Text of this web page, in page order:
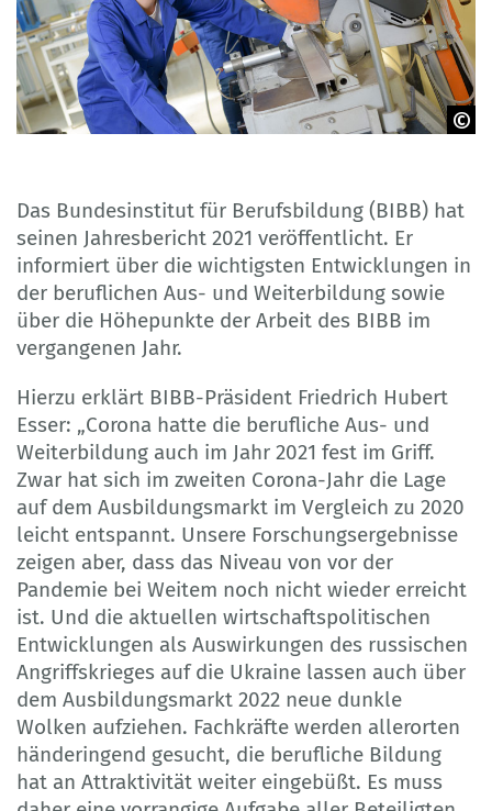
Das Bundesinstitut für Berufsbildung (BIBB) hat
seinen Jahresbericht 2021 veröffentlicht. Er
informiert über die wichtigsten Entwicklungen in
der beruflichen Aus- und Weiterbildung sowie
über die Höhepunkte der Arbeit des BIBB im
vergangenen Jahr.
Hierzu erklärt BIBB-Präsident Friedrich Hubert
Esser: „Corona hatte die berufliche Aus- und
Weiterbildung auch im Jahr 2021 fest im Griff.
Zwar hat sich im zweiten Corona-Jahr die Lage
auf dem Ausbildungsmarkt im Vergleich zu 2020
leicht entspannt. Unsere Forschungsergebnisse
zeigen aber, dass das Niveau von vor der
Pandemie bei Weitem noch nicht wieder erreicht
ist. Und die aktuellen wirtschaftspolitischen
Entwicklungen als Auswirkungen des russischen
Angriffskrieges auf die Ukraine lassen auch über
dem Ausbildungsmarkt 2022 neue dunkle
Wolken aufziehen. Fachkräfte werden allerorten
händeringend gesucht, die berufliche Bildung
hat an Attraktivität weiter eingebüßt. Es muss